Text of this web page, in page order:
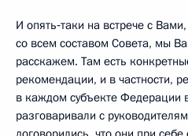
И опять‑таки на встрече с
со всем составом Совета, мы
расскажем. Там есть
рекомендации, и в частности,
в каждом субъекте
разговаривали с